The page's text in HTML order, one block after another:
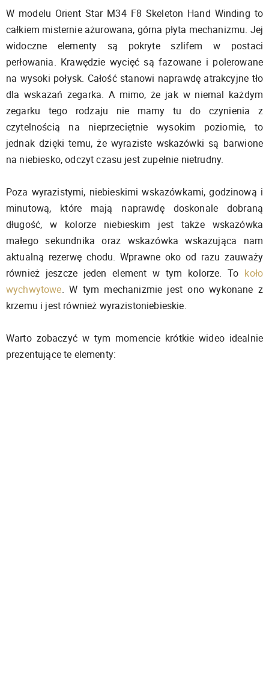
W modelu Orient Star M34 F8 Skeleton Hand Winding to
całkiem misternie ażurowana, górna płyta mechanizmu. Jej
widoczne elementy są pokryte szlifem w postaci
perłowania. Krawędzie wycięć są fazowane i polerowane
na wysoki połysk. Całość stanowi naprawdę atrakcyjne tło
dla wskazań zegarka. A mimo, że jak w niemal każdym
zegarku tego rodzaju nie mamy tu do czynienia z
czytelnością na nieprzeciętnie wysokim poziomie, to
jednak dzięki temu, że wyraziste wskazówki są barwione
na niebiesko, odczyt czasu jest zupełnie nietrudny.
Poza wyrazistymi, niebieskimi wskazówkami, godzinową i
minutową, które mają naprawdę doskonale dobraną
długość, w kolorze niebieskim jest także wskazówka
małego sekundnika oraz wskazówka wskazująca nam
aktualną rezerwę chodu. Wprawne oko od razu zauważy
również jeszcze jeden element w tym kolorze. To koło
wychwytowe. W tym mechanizmie jest ono wykonane z
krzemu i jest również wyrazistoniebieskie.
Warto zobaczyć w tym momencie krótkie wideo idealnie
prezentujące te elementy: